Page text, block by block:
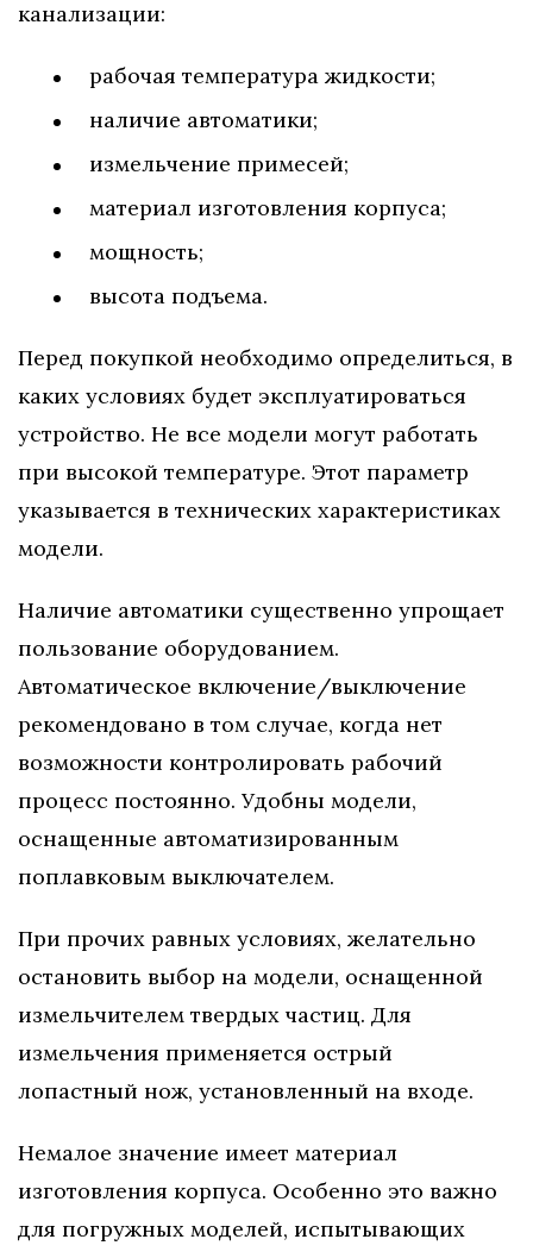
канализации:
рабочая температура жидкости;
наличие автоматики;
измельчение примесей;
материал изготовления корпуса;
мощность;
высота подъема.
Перед покупкой необходимо определиться, в
каких условиях будет эксплуатироваться
устройство. Не все модели могут работать
при высокой температуре. Этот параметр
указывается в технических характеристиках
модели.
Наличие автоматики существенно упрощает
пользование оборудованием.
Автоматическое включение/выключение
рекомендовано в том случае, когда нет
возможности контролировать рабочий
процесс постоянно. Удобны модели,
оснащенные автоматизированным
поплавковым выключателем.
При прочих равных условиях, желательно
остановить выбор на модели, оснащенной
измельчителем твердых частиц. Для
измельчения применяется острый
лопастный нож, установленный на входе.
Немалое значение имеет материал
изготовления корпуса. Особенно это важно
для погружных моделей, испытывающих